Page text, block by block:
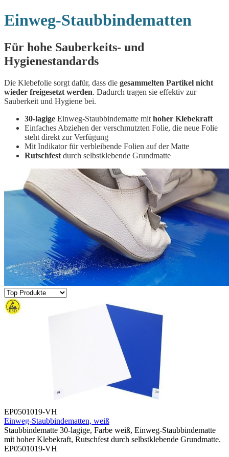
Einweg-Staubbindematten
Für hohe Sauberkeits- und
Hygienestandards
Die Klebefolie sorgt dafür, dass die gesammelten Partikel nicht
wieder freigesetzt werden. Dadurch tragen sie effektiv zur
Sauberkeit und Hygiene bei.
30-lagige Einweg-Staubbindematte mit hoher Klebekraft
Einfaches Abziehen der verschmutzten Folie, die neue Folie
steht direkt zur Verfügung
Mit Indikator für verbleibende Folien auf der Matte
Rutschfest durch selbstklebende Grundmatte
EP0501019-VH
Einweg-Staubbindematten, weiß
Staubbindematte 30-lagige, Farbe weiß, Einweg-Staubbindematte
mit hoher Klebekraft, Rutschfest durch selbstklebende Grundmatte.
EP0501019-VH